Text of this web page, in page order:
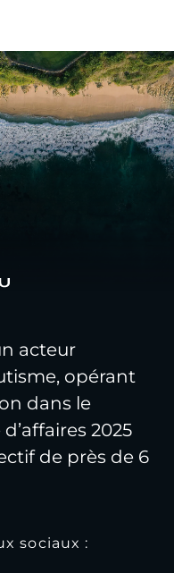
acteur
opérant
dans le
2025
de près de 6
sociaux :